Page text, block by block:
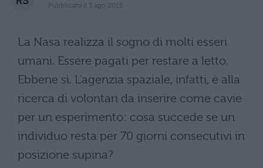
Pubblicato il 3 ago 2015
La Nasa realizza il sogno di molti esseri
umani. Essere pagati per restare a letto.
Ebbene sì. L'agenzia spaziale, infatti, è alla
ricerca di volontari da inserire come cavie
per un esperimento: cosa succede se un
individuo resta per 70 giorni consecutivi in
posizione supina?